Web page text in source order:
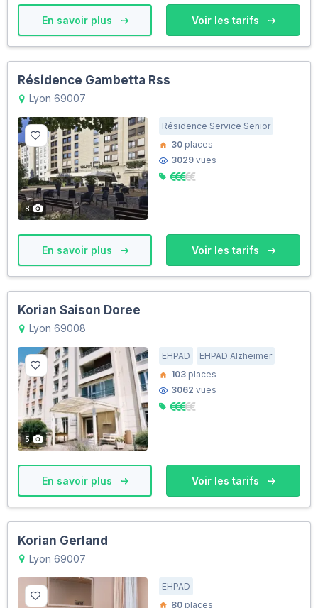
En savoir plus Voir les tarifs
Résidence Gambetta Rss
Lyon 69007
8
Résidence Service Senior
30 places
3029 vues
En savoir plus Voir les tarifs
Korian Saison Doree
Lyon 69008
5
EHPAD
EHPAD Alzheimer
103 places
3062 vues
En savoir plus Voir les tarifs
Korian Gerland
Lyon 69007
EHPAD
80 places